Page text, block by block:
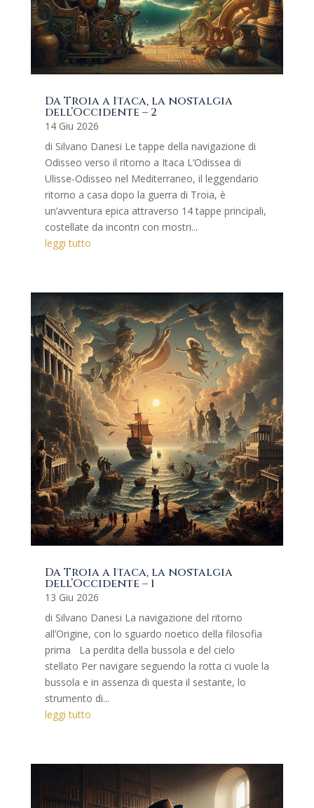
Da Troia a Itaca, la nostalgia
dell’Occidente – 2
14 Giu 2026
di Silvano Danesi Le tappe della navigazione di
Odisseo verso il ritorno a Itaca L’Odissea di
Ulisse-Odisseo nel Mediterraneo, il leggendario
ritorno a casa dopo la guerra di Troia, è
un’avventura epica attraverso 14 tappe principali,
costellate da incontri con mostri...
leggi tutto
Da Troia a Itaca, la nostalgia
dell’Occidente – 1
13 Giu 2026
di Silvano Danesi La navigazione del ritorno
all’Origine, con lo sguardo noetico della filosofia
prima La perdita della bussola e del cielo
stellato Per navigare seguendo la rotta ci vuole la
bussola e in assenza di questa il sestante, lo
strumento di...
leggi tutto